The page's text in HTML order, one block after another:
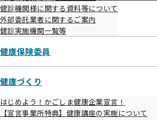
健診機関様に関する資料等について
外部委託業者に関するご案内
健診実施機関一覧等
健康保険委員
健康づくり
はじめよう！かごしま健康企業宣言！
【宣言事業所特典】健康講座の実施について
お知らせ
令和07年06月24日
採用情報（保健指導保健師の募集）
令和07年06月19日
第11回協会けんぽ調査研究フォーラム